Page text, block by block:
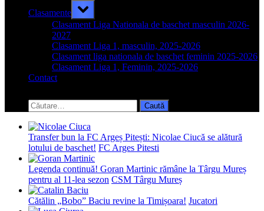
Clasamente
Toggle
sub-
menu
Clasament Liga Nationala de baschet masculin 2026-
2027
Clasament Liga 1, masculin, 2025-2026
Clasament liga nationala de baschet feminin 2025-2026
Clasament Liga 1, Feminin, 2025-2026
Contact
search
form
Caută
după:
Transfer bun la FC Argeș Pitești: Nicolae Ciucă se alătură
lotului de baschet! FC Arges Pitesti
Legenda continuă! Goran Martinic rămâne la Târgu Mureș
pentru al 11-lea sezon CSM Târgu Mureș
Cătălin „Bobo” Baciu revine la Timișoara! Jucatori